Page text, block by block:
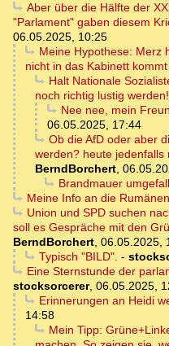
Aber über die Hälfte der
"Parlament" gaben diesem
06.05.2025, 10:25
Meine Hypothese: Merz
nicht in das Kabinett kommt
Halt Nationale
noch richtig lustig werden!
Nee nee, mein
06.05.2025, 17:44
Ob die AfD oder aber
werden? heute jedenfalls
BerndBorchert,
Brandmauer
Meine Info an die Rumänen
Union und SPD suchen
soll es Gespräche mit den
BerndBorchert, 06.05.2025,
Typisch "BILD". -
Eine Sternstunde der
stocksorcerer, 06.05.2025,
Erinnerungen an Heidi
14:58
Mein Tipp: